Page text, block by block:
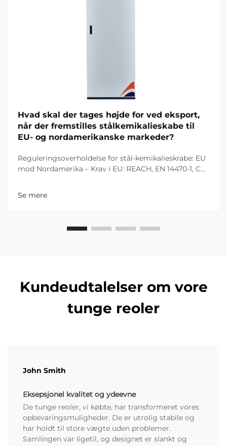
Hvad skal der tages højde for ved eksport,
når der fremstilles stålkemikalieskabe til
EU- og nordamerikanske markeder?
Reguleringsoverholdelse for stål-kemikalieskrabe: EU
mod Nordamerika – Krav i EU: REACH, EN 14470-1, CE-
produkter til Det Europæiske Fællesskab, skal følge...
Se mere
Kundeudtalelser om vore
tunge reoler
John Smith
Eksepsjonel kvalitet og ydeevne
De tunge reoler, vi købte, har transformeret vores
opbevaringsmuligheder. De er utrolig stabile og
har holdt til store vægte uden problemer.
Samlingen var ligetil, og designet er slankt og